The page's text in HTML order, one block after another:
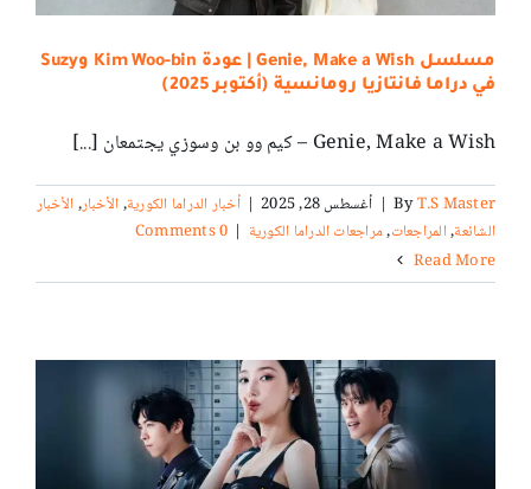
مسلسل Genie, Make a Wish | عودة Kim Woo-bin وSuzy
في دراما فانتازيا رومانسية (أكتوبر 2025)
Genie, Make a Wish – كيم وو بن وسوزي يجتمعان [...]
ByT.S Master
| أغسطس 28, 2025 | أخبار الدراما الكورية,الأخبار,الأخبار
الشائعة,المراجعات,مراجعات الدراما الكورية |
0 Comments
Read More